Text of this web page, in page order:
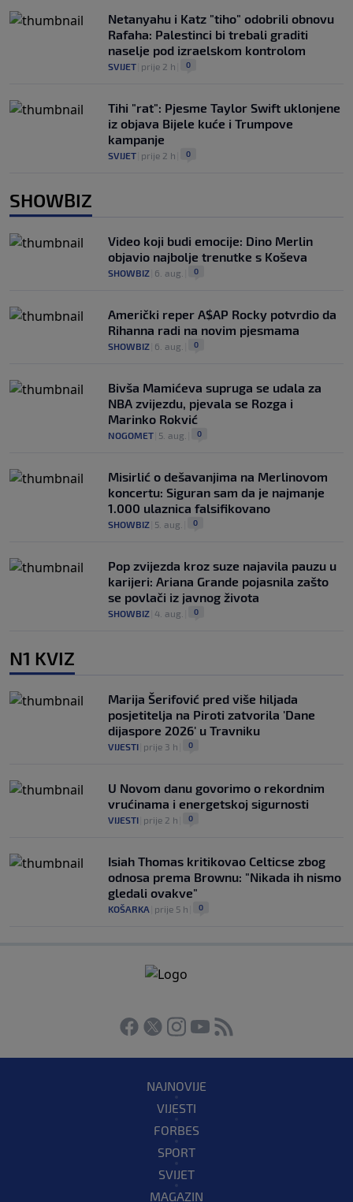
Netanyahu i Katz "tiho" odobrili obnovu
Rafaha: Palestinci bi trebali graditi
naselje pod izraelskom kontrolom
SVIJET prije 2 h 0
Tihi "rat": Pjesme Taylor Swift uklonjene
iz objava Bijele kuće i Trumpove
kampanje
SVIJET prije 2 h 0
SHOWBIZ
Video koji budi emocije: Dino Merlin
objavio najbolje trenutke s Koševa
SHOWBIZ 6. aug. 0
Američki reper A$AP Rocky potvrdio da
Rihanna radi na novim pjesmama
SHOWBIZ 6. aug. 0
Bivša Mamićeva supruga se udala za
NBA zvijezdu, pjevala se Rozga i
Marinko Rokvić
NOGOMET 5. aug. 0
Misirlić o dešavanjima na Merlinovom
koncertu: Siguran sam da je najmanje
1.000 ulaznica falsifikovano
SHOWBIZ 5. aug. 0
Pop zvijezda kroz suze najavila pauzu u
karijeri: Ariana Grande pojasnila zašto
se povlači iz javnog života
SHOWBIZ 4. aug. 0
N1 KVIZ
Marija Šerifović pred više hiljada
posjetitelja na Piroti zatvorila 'Dane
dijaspore 2026' u Travniku
VIJESTI prije 3 h 0
U Novom danu govorimo o rekordnim
vrućinama i energetskoj sigurnosti
VIJESTI prije 2 h 0
Isiah Thomas kritikovao Celticse zbog
odnosa prema Brownu: "Nikada ih nismo
gledali ovakve"
KOŠARKA prije 5 h 0
NAJNOVIJE
VIJESTI
FORBES
SPORT
SVIJET
MAGAZIN